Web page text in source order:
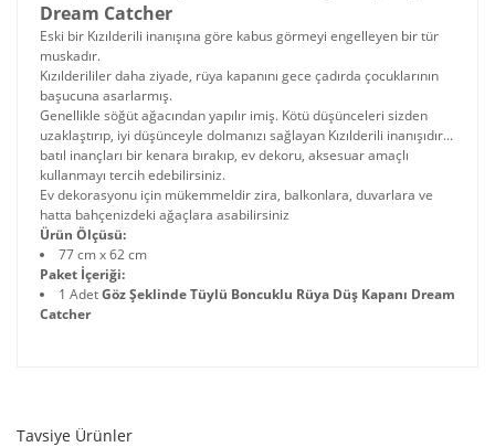
Dream Catcher
Eski bir Kızılderili inanışına göre kabus görmeyi engelleyen bir tür
muskadır.
Kızılderililer daha ziyade, rüya kapanını gece çadırda çocuklarının
başucuna asarlarmış.
Genellikle söğüt ağacından yapılır imiş. Kötü düşünceleri sizden
uzaklaştırıp, iyi düşünceyle dolmanızı sağlayan Kızılderili inanışıdır...
batıl inançları bir kenara bırakıp, ev dekoru, aksesuar amaçlı
kullanmayı tercih edebilirsiniz.
Ev dekorasyonu için mükemmeldir zira, balkonlara, duvarlara ve
hatta bahçenizdeki ağaçlara asabilirsiniz
Ürün Ölçüsü:
77 cm x 62 cm
Paket İçeriği:
1 AdetGöz Şeklinde Tüylü Boncuklu Rüya Düş Kapanı Dream
Catcher
Tavsiye Ürünler